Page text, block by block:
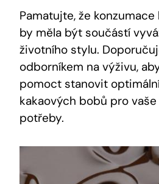
Pamatujte, že
by měla být součástí
životního stylu.
odborníkem ⁢na výživu,
pomoct stanovit
kakaových⁣ bobů pro
potřeby.